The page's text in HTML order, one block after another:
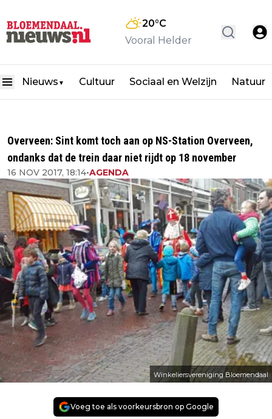
20°C
Vooral Helder
Nieuws ▼ Cultuur Sociaal en Welzijn Natuur
Overveen: Sint komt toch aan op NS-Station Overveen,
ondanks dat de trein daar niet rijdt op 18 november
16 NOV 2017, 18:14•AGENDA
Winkeliersvereniging Bloemendaal
Voeg toe als voorkeursbron op Google